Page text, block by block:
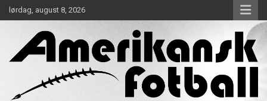
Skip
to
lørdag, august 8, 2026